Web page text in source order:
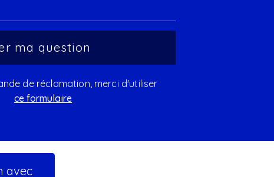
de réclamation, merci d'utiliser
ce formulaire
avec